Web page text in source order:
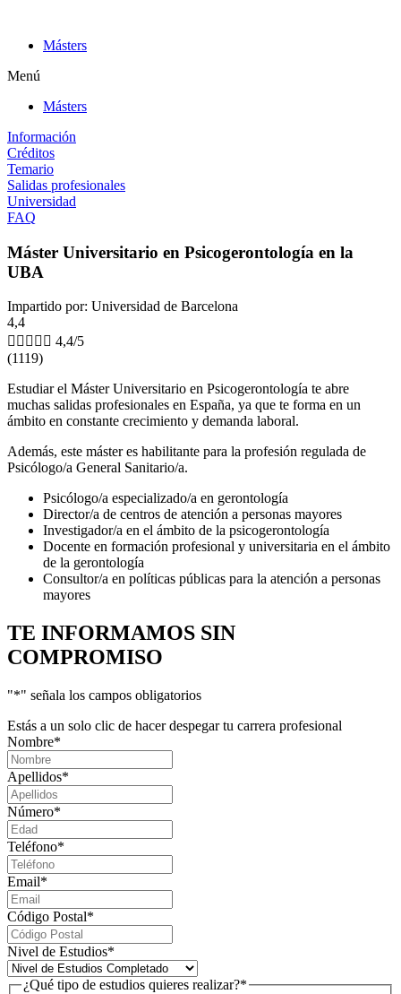
contenidoMásters
Menú
Másters
Información
Créditos
Temario
Salidas profesionales
Universidad
FAQ
Máster Universitario en Psicogerontología en la
UBA
Impartido por: Universidad de Barcelona
4,4
     4,4/5
(1119)
Estudiar el Máster Universitario en Psicogerontología te abre
muchas salidas profesionales en España, ya que te forma en un
ámbito en constante crecimiento y demanda laboral.
Además, este máster es habilitante para la profesión regulada de
Psicólogo/a General Sanitario/a.
Psicólogo/a especializado/a en gerontología
Director/a de centros de atención a personas mayores
Investigador/a en el ámbito de la psicogerontología
Docente en formación profesional y universitaria en el ámbito
de la gerontología
Consultor/a en políticas públicas para la atención a personas
mayores
TE INFORMAMOS SIN
COMPROMISO
"*" señala los campos obligatorios
Estás a un solo clic de hacer despegar tu carrera profesional
Nombre*
Apellidos*
Número*
Teléfono*
Email*
Código Postal*
Nivel de Estudios*
¿Qué tipo de estudios quieres realizar?*